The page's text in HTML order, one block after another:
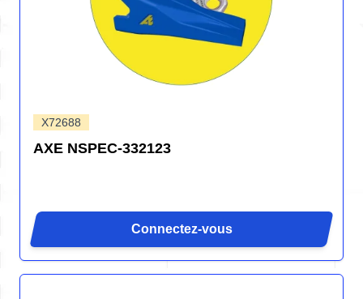
X72688
AXE NSPEC-332123
Connectez-vous